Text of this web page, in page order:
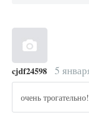
cjdf24598 5
очень